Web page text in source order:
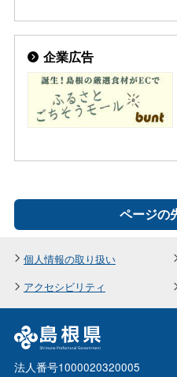
企業広告
ページの
個人情報の取り扱い
アクセシビリティ
法人番号1000020320005